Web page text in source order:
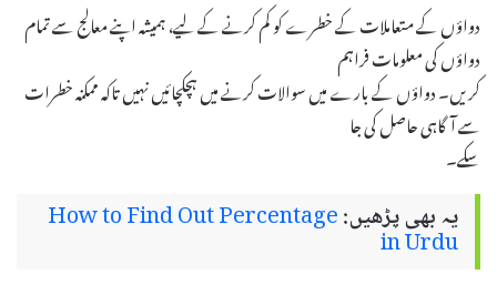
دواؤں کے متعاملات کے خطرے کو کم کرنے کے لیے، ہمیشہ اپنے معالج سے تمام
دواؤں کی معلومات فراہم
کریں۔ دواؤں کے بارے میں سوالات کرنے میں ہچکچائیں نہیں تاکہ ممکنہ خطرات
سے آگاہی حاصل کی جا
سکے۔
یہ بھی پڑھیں:How to Find Out Percentage
in Urdu